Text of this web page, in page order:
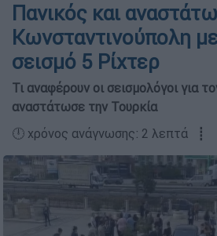
Πανικός και
Κωνσταντινούπολη
σεισμό 5 Ρίχτερ
Τι αναφέρουν οι σεισμολόγοι για
αναστάτωσε την Τουρκία
🕛 χρόνος ανάγνωσης: 2 λεπτά ┋